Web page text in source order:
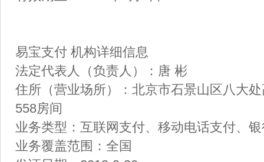
易宝支付 机构详细信息
法定代表人（负责人）：唐 彬
住所（营业场所）：北京市石景山区八大
558房间
业务类型：互联网支付、移动电话支付、
业务覆盖范围：全国